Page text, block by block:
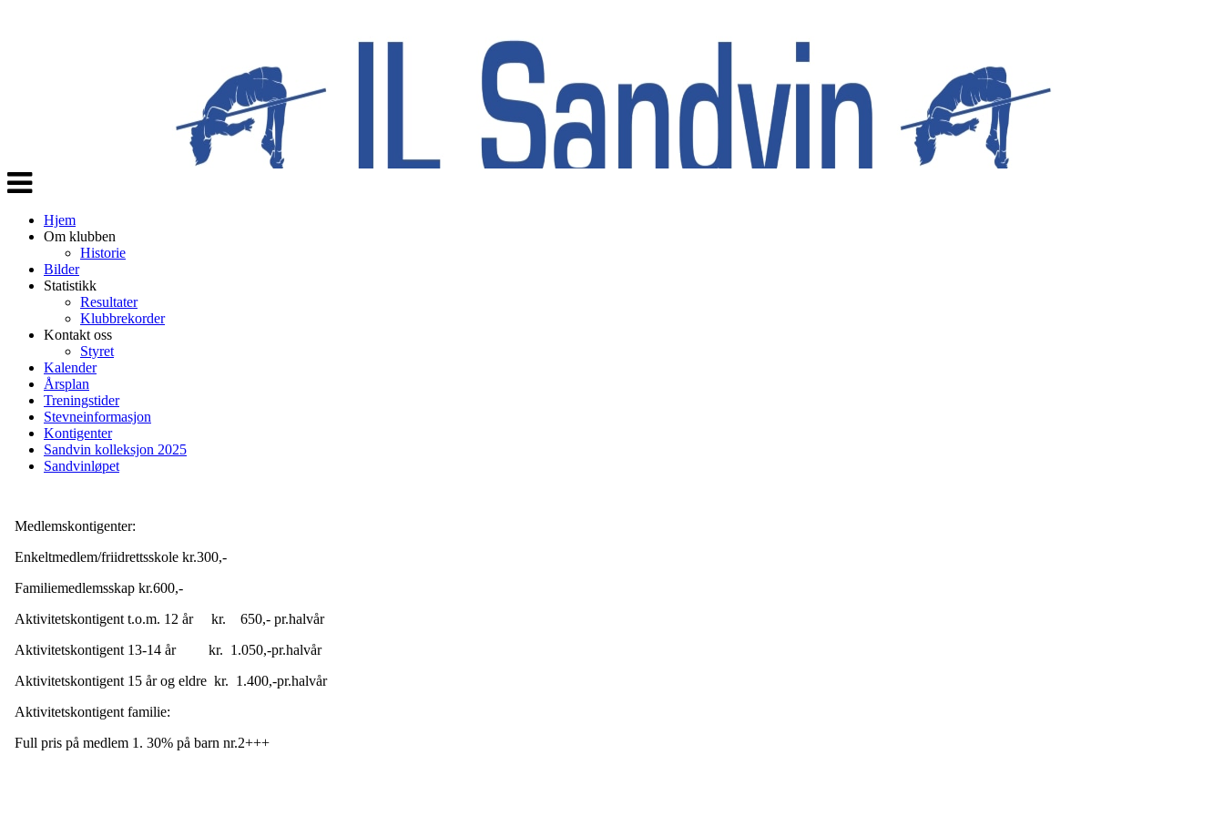
Veksle
navigasjon
Hjem
Om klubben
Historie
Bilder
Statistikk
Resultater
Klubbrekorder
Kontakt oss
Styret
Kalender
Årsplan
Treningstider
Stevneinformasjon
Kontigenter
Sandvin kolleksjon 2025
Sandvinløpet
Medlemskontigenter:
Enkeltmedlem/friidrettsskole kr.300,-
Familiemedlemsskap kr.600,-
Aktivitetskontigent t.o.m. 12 år kr. 650,- pr.halvår
Aktivitetskontigent 13-14 år kr. 1.050,-pr.halvår
Aktivitetskontigent 15 år og eldre kr. 1.400,-pr.halvår
Aktivitetskontigent familie:
Full pris på medlem 1. 30% på barn nr.2+++